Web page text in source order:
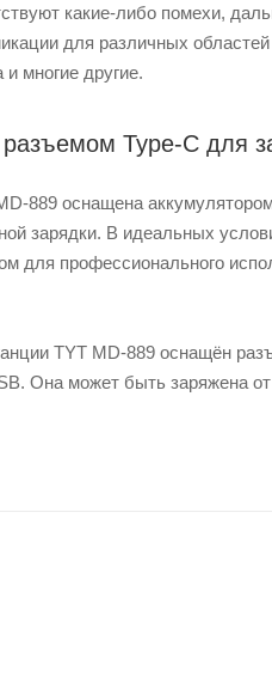
какие-либо помехи,
для различных
и многие другие.
Type-C для
889 оснащена
зарядки. В идеальных
для профессионального
TYT MD-889 оснащён
Она может быть заряжена